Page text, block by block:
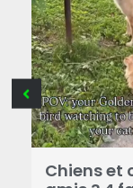
Chiens et